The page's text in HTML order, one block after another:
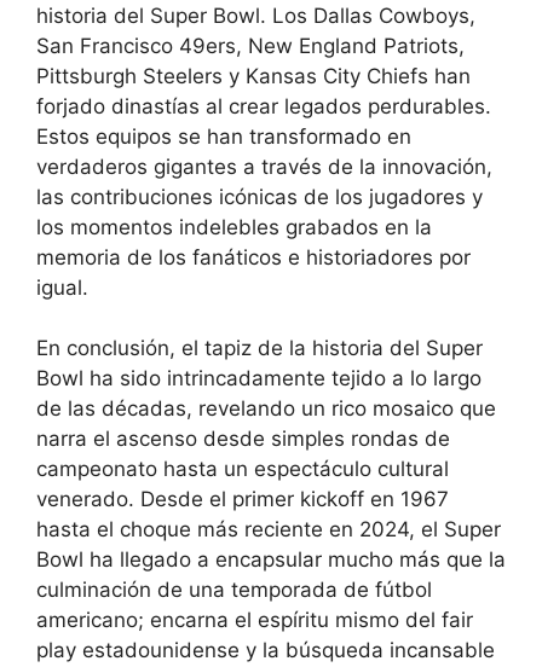
historia del Super Bowl. Los Dallas Cowboys,
San Francisco 49ers, New England Patriots,
Pittsburgh Steelers y Kansas City Chiefs han
forjado dinastías al crear legados perdurables.
Estos equipos se han transformado en
verdaderos gigantes a través de la innovación,
las contribuciones icónicas de los jugadores y
los momentos indelebles grabados en la
memoria de los fanáticos e historiadores por
igual.
En conclusión, el tapiz de la historia del Super
Bowl ha sido intrincadamente tejido a lo largo
de las décadas, revelando un rico mosaico que
narra el ascenso desde simples rondas de
campeonato hasta un espectáculo cultural
venerado. Desde el primer kickoff en 1967
hasta el choque más reciente en 2024, el Super
Bowl ha llegado a encapsular mucho más que la
culminación de una temporada de fútbol
americano; encarna el espíritu mismo del fair
play estadounidense y la búsqueda incansable